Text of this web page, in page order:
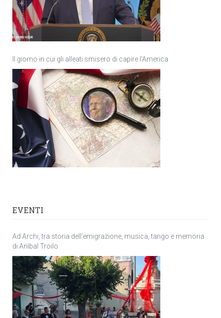
Il giorno in cui gli alleati smisero di capire l’America
EVENTI
Ad Archi, tra storia dell’emigrazione, musica, tango e memoria
di Anìbal Troilo